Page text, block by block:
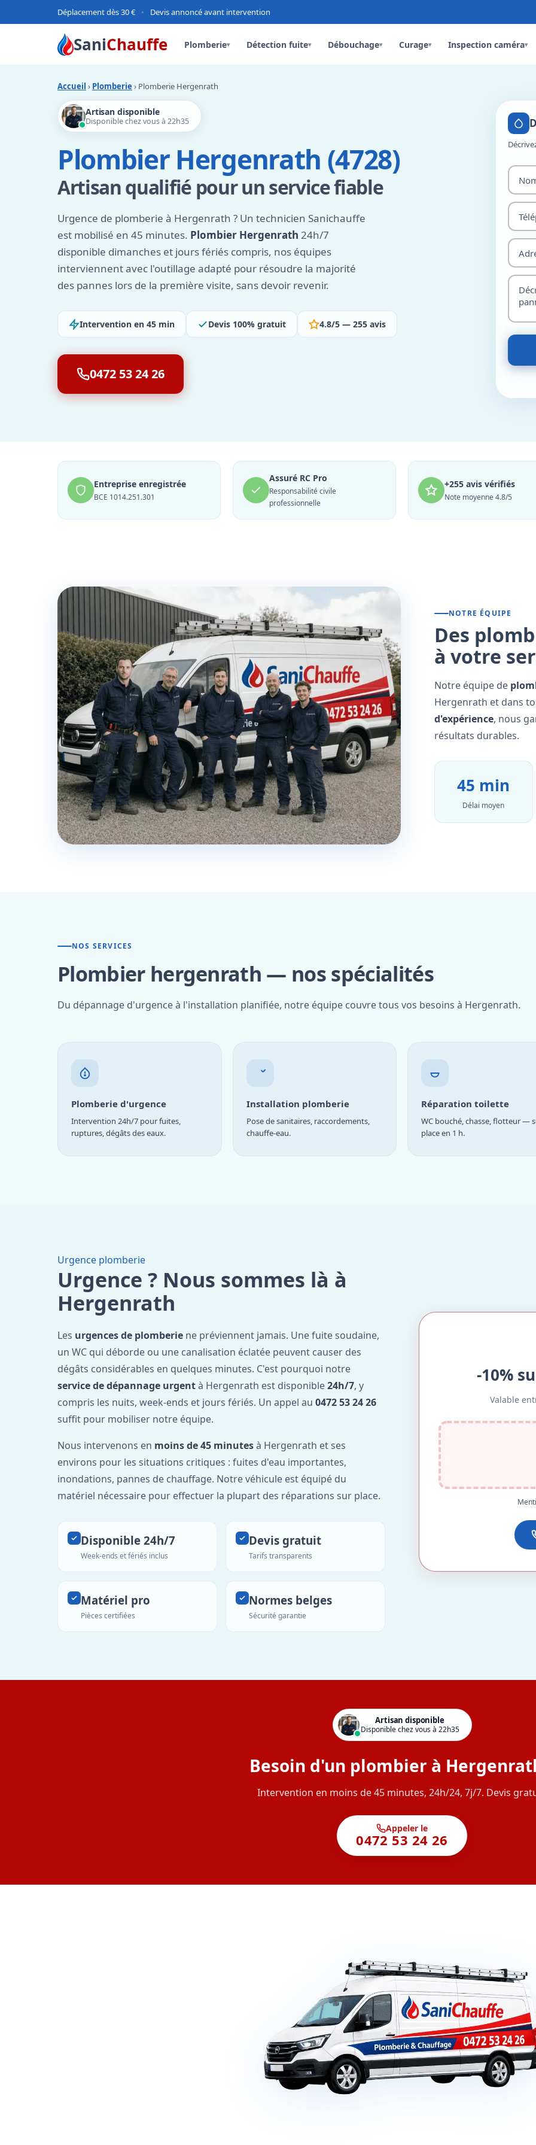
Déplacement dès 30 € • Devis annoncé avant intervention
SaniChauffe Plomberie▾ Détection fuite▾ Débouchage▾ Curage▾ Inspection caméra▾
Accueil › Plomberie › Plomberie Hergenrath
Artisan disponible
Disponible chez vous à 22h35
Plombier Hergenrath (4728)
Artisan qualifié pour un service fiable
Urgence de plomberie à Hergenrath ? Un technicien Sanichauffe
est mobilisé en 45 minutes. Plombier Hergenrath 24h/7
disponible dimanches et jours fériés compris, nos équipes
interviennent avec l'outillage adapté pour résoudre la majorité
des pannes lors de la première visite, sans devoir revenir.
Intervention en 45 min Devis 100% gratuit 4.8/5 — 255 avis
0472 53 24 26
Entreprise enregistrée
BCE 1014.251.301
Assuré RC Pro
Responsabilité civile
professionnelle
+255 avis vérifiés
Note moyenne 4.8/5
NOTRE ÉQUIPE
Des
à votre
Notre équipe de
Hergenrath et dans
d'expérience, nous
résultats durables.
45 min
Délai moyen
NOS SERVICES
Plombier hergenrath — nos spécialités
Du dépannage d'urgence à l'installation planifiée, notre équipe couvre tous vos besoins à Hergenrath.
Plomberie d'urgence
Intervention 24h/7 pour fuites,
ruptures, dégâts des eaux.
Installation plomberie
Pose de sanitaires, raccordements,
chauffe-eau.
Réparation toilette
WC bouché, chasse, flotteur —
place en 1 h.
Urgence plomberie
Urgence ? Nous sommes là à
Hergenrath
Les urgences de plomberie ne préviennent jamais. Une fuite soudaine,
un WC qui déborde ou une canalisation éclatée peuvent causer des
dégâts considérables en quelques minutes. C'est pourquoi notre
service de dépannage urgentà Hergenrath est disponible24h/7, y
compris les nuits, week-ends et jours fériés. Un appel au 0472 53 24 26
suffit pour mobiliser notre équipe.
Nous intervenons en moins de 45 minutesà Hergenrath et ses
environs pour les situations critiques : fuites d'eau importantes,
inondations, pannes de chauffage. Notre véhicule est équipé du
matériel nécessaire pour effectuer la plupart des réparations sur place.
Disponible 24h/7
Week-ends et fériés inclus
Devis gratuit
Tarifs transparents
Matériel pro
Pièces certifiées
Normes belges
Sécurité garantie
-10%
Valable
Artisan disponible
Disponible chez vous à 22h35
Besoin d'un plombier à
Intervention en moins de 45 minutes, 24h/24, 7j/7. Devis
Appeler le
0472 53 24 26